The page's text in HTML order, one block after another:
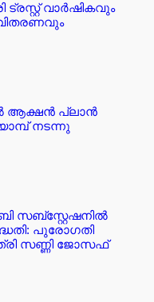
വാർഷികവും
ആക്ഷൻ പ്ലാൻ
നടന്നു
സബ്‌സ്റ്റേഷനിൽ
പുരോഗതി
സണ്ണി ജോസഫ്